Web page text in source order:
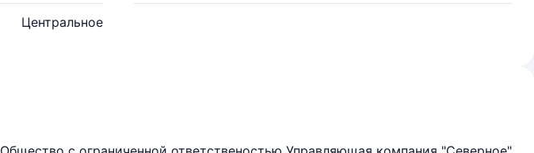
Центральное